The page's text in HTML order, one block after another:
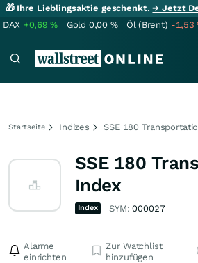
🎁 Ihre Lieblingsaktie geschenkt.→ Jetzt
DAX +0,69% Gold 0,00 % Öl (Brent) -1,53
Startseite Indizes SSE 180
SSE 180
Index
Index SYM:000027
Alarme
einrichten
Zur Watchlist
hinzufügen